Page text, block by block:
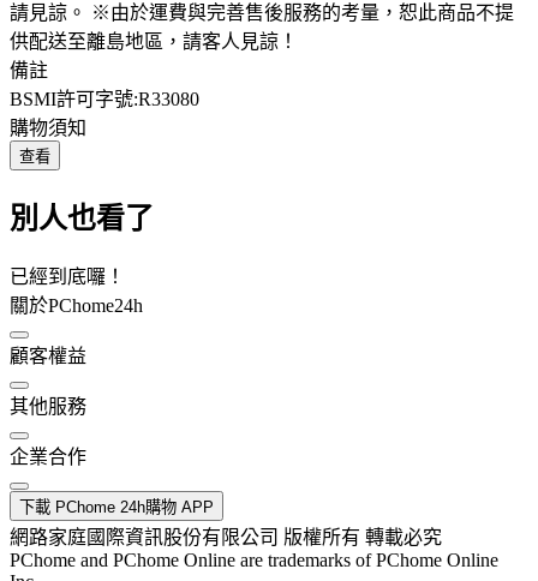
請見諒。 ※由於運費與完善售後服務的考量，恕此商品不提
供配送至離島地區，請客人見諒！
備註
BSMI許可字號:R33080
購物須知
查看
別人也看了
已經到底囉！
關於PChome24h
顧客權益
其他服務
企業合作
下載 PChome 24h購物 APP
網路家庭國際資訊股份有限公司 版權所有 轉載必究
PChome and PChome Online are trademarks of PChome Online